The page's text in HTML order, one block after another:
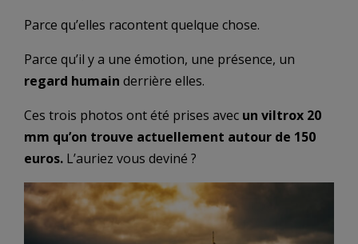
Parce qu’elles racontent quelque chose.
Parce qu’il y a une émotion, une présence, un
regard humain derrière elles.
Ces trois photos ont été prises avec un viltrox 20
mm qu’on trouve actuellement autour de 150
euros. L’auriez vous deviné ?